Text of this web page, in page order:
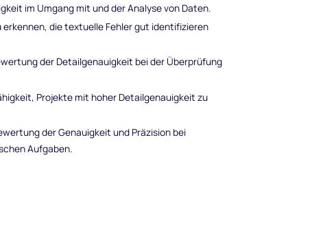
im Umgang mit und der Analyse von Daten.
erkennen, die textuelle Fehler gut identifizieren
der Detailgenauigkeit bei der Überprüfung
Projekte mit hoher Detailgenauigkeit zu
der Genauigkeit und Präzision bei
Aufgaben.